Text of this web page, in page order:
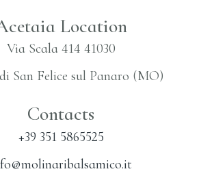
Location
Via Scala 414 41030
San Felice sul Panaro (MO)
Contacts
+39 351 5865525